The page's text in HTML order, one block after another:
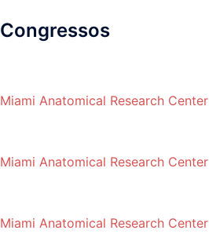
Congressos
Miami Anatomical Research Center
Miami Anatomical Research Center
Miami Anatomical Research Center